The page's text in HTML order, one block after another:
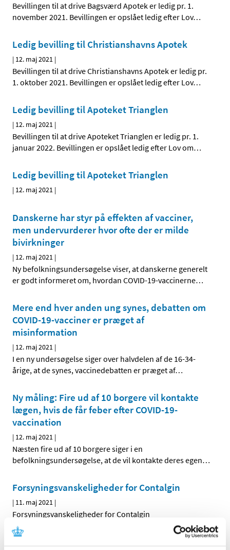
Bevillingen til at drive Bagsværd Apotek er ledig pr. 1.
november 2021. Bevillingen er opslået ledig efter Lov…
Ledig bevilling til Christianshavns Apotek
| 12. maj 2021 |
Bevillingen til at drive Christianshavns Apotek er ledig pr.
1. oktober 2021. Bevillingen er opslået ledig efter Lov…
Ledig bevilling til Apoteket Trianglen
| 12. maj 2021 |
Bevillingen til at drive Apoteket Trianglen er ledig pr. 1.
januar 2022. Bevillingen er opslået ledig efter Lov om…
Ledig bevilling til Apoteket Trianglen
| 12. maj 2021 |
Danskerne har styr på effekten af vacciner,
men undervurderer hvor ofte der er milde
bivirkninger
| 12. maj 2021 |
Ny befolkningsundersøgelse viser, at danskerne generelt
er godt informeret om, hvordan COVID-19-vaccinerne…
Mere end hver anden ung synes, debatten om
COVID-19-vacciner er præget af
misinformation
| 12. maj 2021 |
I en ny undersøgelse siger over halvdelen af de 16-34-
årige, at de synes, vaccinedebatten er præget af…
Ny måling: Fire ud af 10 borgere vil kontakte
lægen, hvis de får feber efter COVID-19-
vaccination
| 12. maj 2021 |
Næsten fire ud af 10 borgere siger i en
befolkningsundersøgelse, at de vil kontakte deres egen…
Forsyningsvanskeligheder for Contalgin
| 11. maj 2021 |
Forsyningsvanskeligheder for Contalgin
Xofluza får ikke generelt klausuleret tilskud